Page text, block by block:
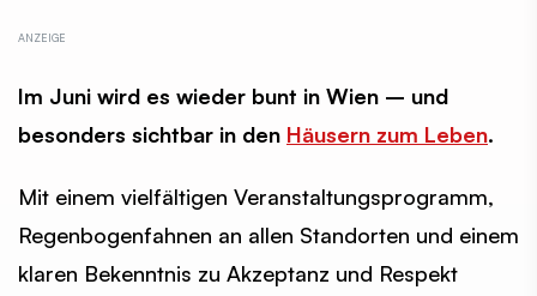
Im Juni wird es wieder bunt in Wien – und
besonders sichtbar in den Häusern zum Leben.
Mit einem vielfältigen Veranstaltungsprogramm,
Regenbogenfahnen an allen Standorten und einem
klaren Bekenntnis zu Akzeptanz und Respekt